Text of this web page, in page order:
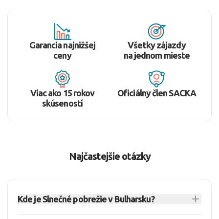
Garancia najnižšej
ceny
Všetky zájazdy
na jednom mieste
Viac ako 15 rokov
skúseností
Oficiálny člen SACKA
Najčastejšie otázky
Kde je Slnečné pobrežie v Bulharsku?